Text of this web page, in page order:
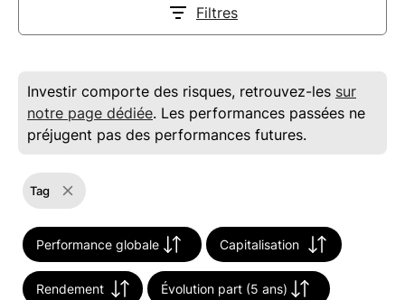
Filtres
Investir comporte des risques, retrouvez-les sur
notre page dédiée. Les performances passées ne
préjugent pas des performances futures.
Tag
Performance globale Capitalisation
Rendement Évolution part (5 ans)